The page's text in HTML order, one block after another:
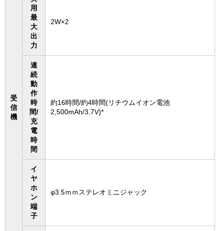
受
信
機
用
最
大
出
力
2W×2
連
続
動
作
時
間/
充
電
時
間
約16時間/約4時間(リチウムイオン電池
2,500mAh/3.7V)*
イ
ヤ
ホ
ン
端
子
φ3.5ｍｍステレオミニジャック